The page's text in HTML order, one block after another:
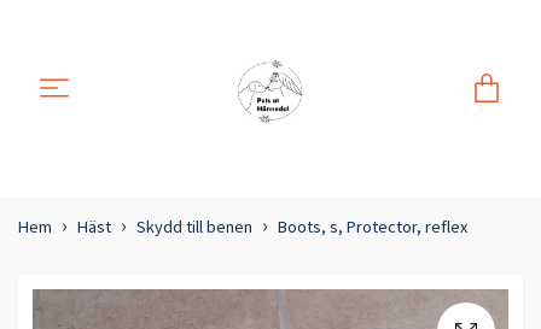
Hem Häst Skydd till benen Boots, s, Protector, reflex